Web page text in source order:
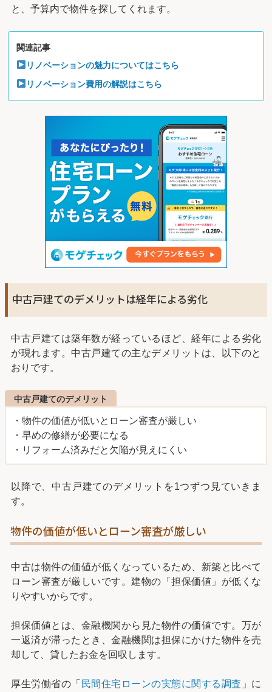
と、予算内で物件を探してくれます。
関連記事
リノベーションの魅力についてはこちら
リノベーション費用の解説はこちら
中古戸建てのデメリットは経年による劣化
中古戸建ては築年数が経っているほど、経年による劣化
が現れます。中古戸建ての主なデメリットは、以下のと
おりです。
中古戸建てのデメリット
・物件の価値が低いとローン審査が厳しい
・早めの修繕が必要になる
・リフォーム済みだと欠陥が見えにくい
以降で、中古戸建てのデメリットを1つずつ見ていきま
す。
物件の価値が低いとローン審査が厳しい
中古は物件の価値が低くなっているため、新築と比べて
ローン審査が厳しいです。建物の「担保価値」が低くな
りやすいからです。
担保価値とは、金融機関から見た物件の価値です。万が
一返済が滞ったとき、金融機関は担保にかけた物件を売
却して、貸したお金を回収します。
厚生労働省の「 民間住宅ローンの実態に関する調査 」に